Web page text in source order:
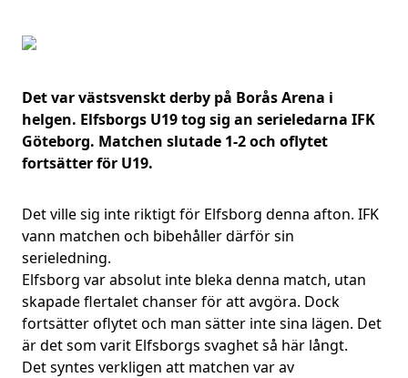
Det var västsvenskt derby på Borås Arena i
helgen. Elfsborgs U19 tog sig an serieledarna IFK
Göteborg. Matchen slutade 1-2 och oflytet
fortsätter för U19.
Det ville sig inte riktigt för Elfsborg denna afton. IFK
vann matchen och bibehåller därför sin
serieledning.
Elfsborg var absolut inte bleka denna match, utan
skapade flertalet chanser för att avgöra. Dock
fortsätter oflytet och man sätter inte sina lägen. Det
är det som varit Elfsborgs svaghet så här långt.
Det syntes verkligen att matchen var av